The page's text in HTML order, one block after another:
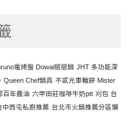
電烤盤 Dowai摺摺鍋 JHT 多功能深
Queen Chef鍋具 不貳光車輪餅 Mister
百年醬油 六甲田莊咖啡牛奶ptt 刈包 台
中西屯私廚推薦 台北市火鍋推薦分區懶